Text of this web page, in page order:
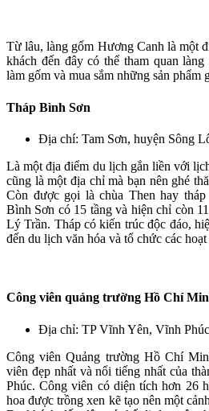
Từ lâu, làng gốm Hương Canh là một
khách đến đây có thể tham quan
làm gốm và mua sắm những sản phẩm
Tháp Bình Sơn
Địa chí: Tam Sơn, huyện Sông
Là một địa điểm du lịch gắn liền với
cũng là một địa chỉ mà bạn nên ghé
Còn được gọi là chùa Then hay
Bình Sơn có 15 tầng và hiện chỉ còn
Lý Trần. Tháp có kiến trúc độc đáo,
đến du lịch văn hóa và tổ chức các
Công viên quảng trường Hồ Chí
Địa chỉ: TP Vĩnh Yên, Vĩnh Phúc
Công viên Quảng trường Hồ Chí
viên đẹp nhất và nổi tiếng nhất của
Phúc. Công viên có diện tích hơn 26
hoa được trồng xen kẽ tạo nên một